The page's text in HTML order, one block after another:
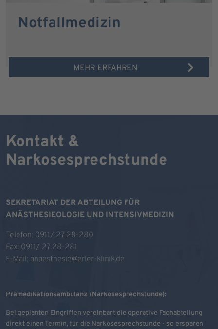
Notfallmedizin
MEHR ERFAHREN
Kontakt &
Narkosesprechstunde
SEKRETARIAT DER ABTEILUNG FÜR
ANÄSTHESIEOLOGIE UND INTENSIVMEDIZIN
Telefon: 0911/ 27 28-280
Fax: 0911/ 27 28-281
E-Mail: anaesthesie@erler-klinik.de
Prämedikationsambulanz (Narkosesprechstunde):
Bei geplanten Eingriffen vereinbart die operative Fachabteilung
direkt einen Termin, für die Narkosesprechstunde - so ersparen